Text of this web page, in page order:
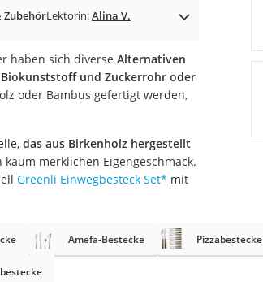
ZubehörLektorin:Alina V.
haben sich diverse Alternativen
und Zuckerrohr oder
oder Bambus gefertigt werden,
das aus Birkenholz hergestellt
merklichen Eigengeschmack.
Greenli Einwegbesteck Set* mit
Amefa-Bestecke Pizzabestecke